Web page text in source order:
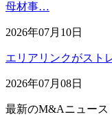
母材事…
2026年07月10日
エリアリンクがスト
2026年07月08日
最新のM&Aニュース